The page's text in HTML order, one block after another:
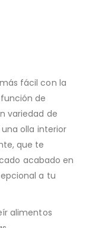
fácil con la
de
variedad de
olla interior
que te
acabado en
a tu
alimentos